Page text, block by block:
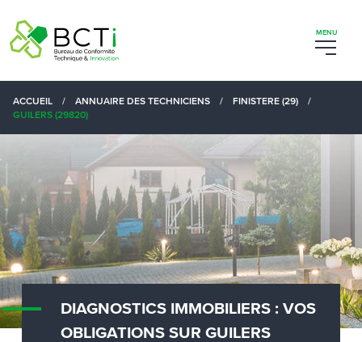
ACCUEIL / ANNUAIRE DES TECHNICIENS / FINISTERE (29)
/
GUILERS (29820)
DIAGNOSTICS IMMOBILIERS : VOS
OBLIGATIONS SUR GUILERS